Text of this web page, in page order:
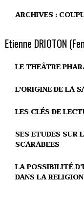
ARCHIVES :
Etienne DRIOTON
LE THEÂTRE
L'ORIGINE DE LA
LES CLÉS DE
SES ETUDES SUR
SCARABEES
LA POSSIBILITÉ
DANS LA